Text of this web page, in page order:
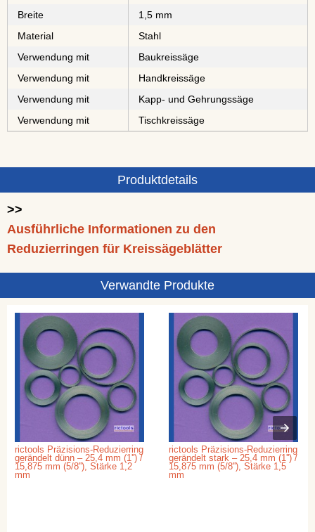
Breite
1,5 mm
Material
Stahl
Verwendung mit
Baukreissäge
Verwendung mit
Handkreissäge
Verwendung mit
Kapp- und Gehrungssäge
Verwendung mit
Tischkreissäge
Produktdetails
>>
Ausführliche Informationen zu den
Reduzierringen für Kreissägeblätter
Verwandte Produkte
rictools Präzisions-Reduzierring
gerändelt dünn – 25,4 mm (1'') /
15,875 mm (5/8''), Stärke 1,2
mm
rictools Präzisions-Reduzierring
gerändelt stark – 25,4 mm (1'') /
15,875 mm (5/8''), Stärke 1,5
mm